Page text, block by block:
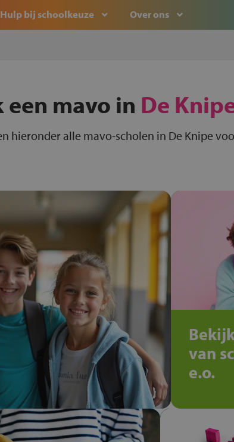
Hulp bij schoolkeuze Over ons
mavo in De
hieronder alle mavo-scholen in De Knipe
van
e.o.